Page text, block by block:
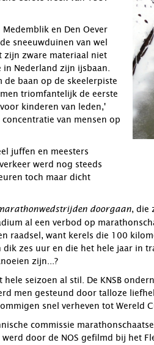
en Den Oever
sneeuwduinen van wel
zijn zware materiaal niet
Nederland zijn ijsbaan.
de baan op de skeelerpiste
triomfantelijk de eerste
kinderen van leden,'
van mensen op
juffen en meesters
werd nog steeds
toch maar dicht
doorgaan, die
al een verbod op
raadsel, want kerels die 100
zes uur en die het hele jaar in
zijn...?
seizoen al stil. De KNSB
men gesteund door talloze
snel verheven tot Wereld
commissie
door de NOS gefilmd bij het